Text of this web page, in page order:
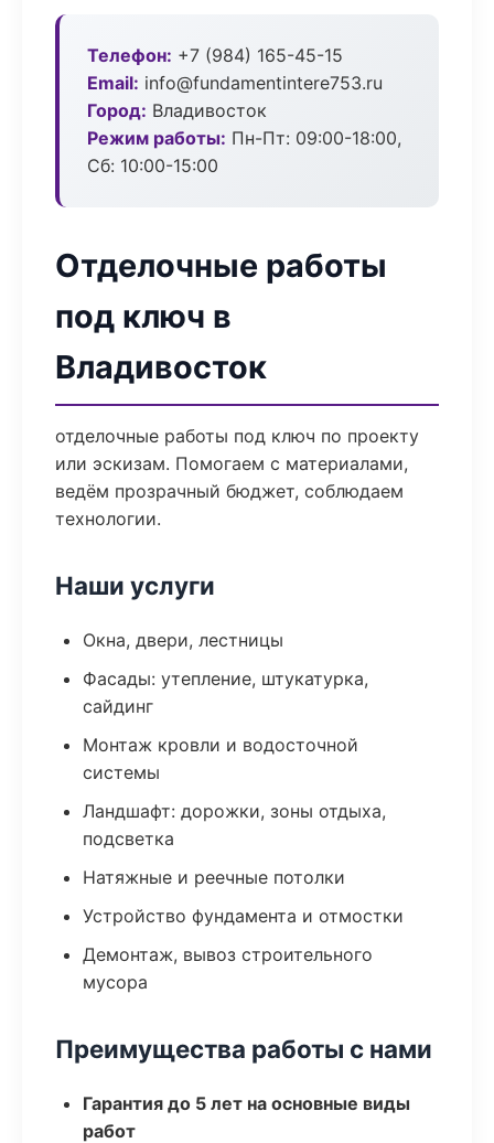
Телефон: +7 (984) 165-45-15
Email: info@fundamentintere753.ru
Город: Владивосток
Режим работы: Пн-Пт: 09:00-18:00,
Сб: 10:00-15:00
Отделочные работы
под ключ в
Владивосток
отделочные работы под ключ по проекту
или эскизам. Помогаем с материалами,
ведём прозрачный бюджет, соблюдаем
технологии.
Наши услуги
Окна, двери, лестницы
Фасады: утепление, штукатурка,
сайдинг
Монтаж кровли и водосточной
системы
Ландшафт: дорожки, зоны отдыха,
подсветка
Натяжные и реечные потолки
Устройство фундамента и отмостки
Демонтаж, вывоз строительного
мусора
Преимущества работы с нами
Гарантия до 5 лет на основные виды
работ